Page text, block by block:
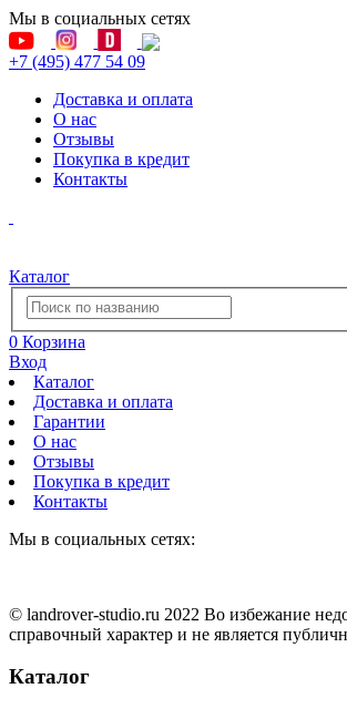
Мы в социальных сетях
+7 (495) 477 54 09
Доставка и оплата
О нас
Отзывы
Покупка в кредит
Контакты
Каталог
0 Корзина
Вход
Каталог
Доставка и оплата
Гарантии
О нас
Отзывы
Покупка в кредит
Контакты
Мы в социальных сетях:
© landrover-studio.ru 2022 Во избежание
справочный характер и не является
Каталог